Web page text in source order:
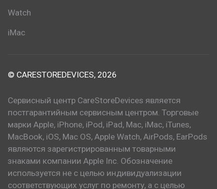
Watch
iMac
© CARESTOREDEVICES, 2026
Сервисный центр CareStoreDevices является
постгарантийным сервисным центром. Торговые
марки Apple, iPhone, iPod, iPad, Mac, iMac, iTunes,
MacBook, iOS, Mac OS, Apple Watch, AirPods, EarPods
являются зарегистрированным товарными
знаками компании Apple Inc. Обозначение
используется не с целью индивидуализации
соответствующих услуг по ремонту, а с целью